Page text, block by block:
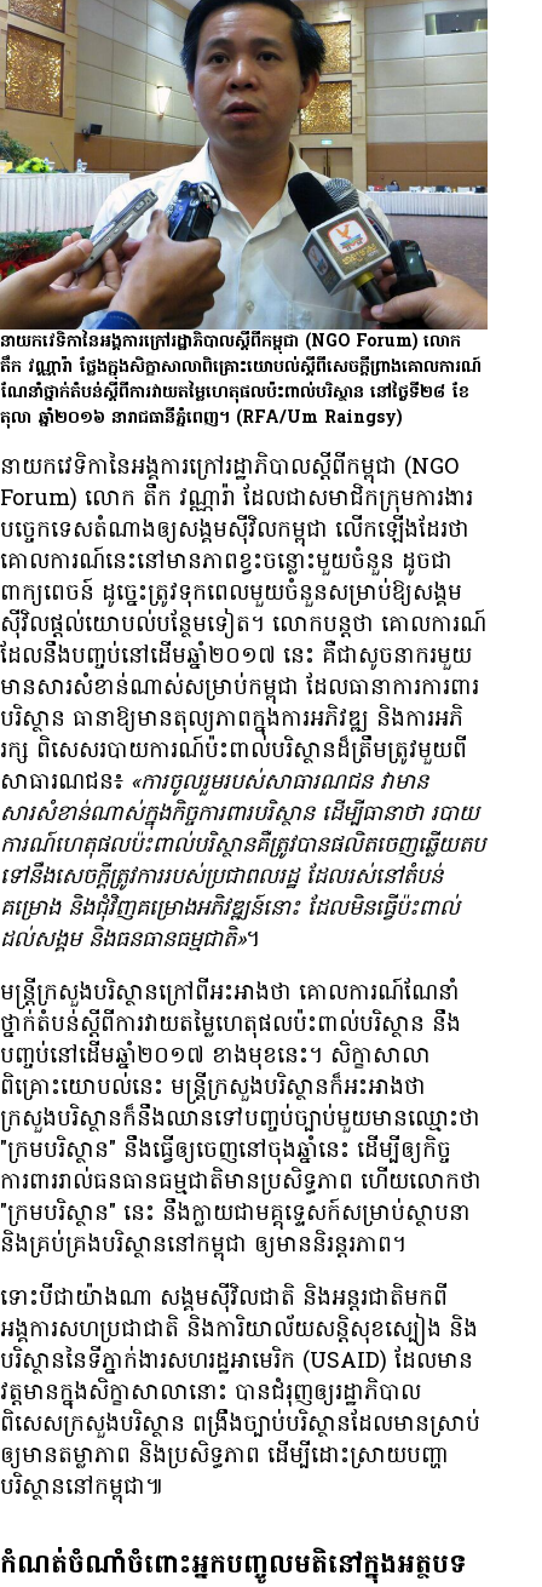
នាយក​វេទិកា​នៃ​អង្គការ​ក្រៅ​រដ្ឋាភិបាល​ស្ដីពី​កម្ពុជា (NGO Forum) លោក
តឹក វណ្ណារ៉ា ថ្លែង​ក្នុង​សិក្ខាសាលា​ពិគ្រោះ​យោបល់​ស្ដីពី​សេចក្ដី​ព្រាង​គោលការណ៍​
ណែនាំ​ថ្នាក់​តំបន់​ស្ដីពី​ការ​វាយ​តម្លៃ​ហេតុផល​ប៉ះពាល់​បរិស្ថាន នៅ​ថ្ងៃ​ទី​២៨ ខែ​
តុលា ឆ្នាំ​២០១៦ នា​រាជធានី​ភ្នំពេញ។ (RFA/Um Raingsy)
នាយក​វេទិកា​នៃ​អង្គការ​ក្រៅ​រដ្ឋាភិបាល​ស្ដីពី​កម្ពុជា (NGO
Forum) លោក តឹក វណ្ណារ៉ា ដែល​ជា​សមាជិក​ក្រុម​ការងារ​
បច្ចេកទេស​តំណាង​ឲ្យ​សង្គម​ស៊ីវិល​កម្ពុជា លើក​ឡើង​ដែរ​ថា
គោលការណ៍​នេះ​នៅ​មាន​ភាព​ខ្វះ​ចន្លោះ​មួយ​ចំនួន ដូចជា​
ពាក្យពេចន៍ ដូច្នេះ​ត្រូវ​ទុក​ពេល​មួយ​ចំនួន​សម្រាប់​ឱ្យ​សង្គម​
ស៊ីវិល​ផ្ដល់​យោបល់​បន្ថែម​ទៀត។ លោក​បន្ត​ថា គោលការណ៍​
ដែល​នឹង​បញ្ចប់​នៅ​ដើម​ឆ្នាំ​២០១៧ នេះ គឺ​ជា​សូចនាករ​មួយ​
មាន​សារសំខាន់​ណាស់​សម្រាប់​កម្ពុជា ដែល​ធានា​ការ​ការពារ​
បរិស្ថាន ធានា​ឱ្យ​មាន​តុល្យភាព​ក្នុង​ការ​អភិវឌ្ឍ និង​ការ​អភិ
រក្ស ពិសេស​របាយការណ៍​ប៉ះពាល់​បរិស្ថាន​ដ៏​ត្រឹមត្រូវ​មួយ​ពី​
សាធារណជន៖ «ការ​ចូលរួម​របស់​សាធារណជន វា​មាន​
សារសំខាន់​ណាស់​ក្នុង​កិច្ច​ការពារ​បរិស្ថាន ដើម្បី​ធានា​ថា របាយ
ការណ៍​ហេតុ​ផល​ប៉ះពាល់​បរិស្ថាន​គឺ​ត្រូវ​បាន​ផលិត​ចេញ​ឆ្លើយ​តប​
ទៅ​នឹង​សេចក្ដី​ត្រូវ​ការ​របស់​ប្រជាពលរដ្ឋ ដែល​រស់​នៅ​តំបន់​
គម្រោង និង​ជុំវិញ​គម្រោង​អភិវឌ្ឍន៍​នោះ ដែល​មិន​ធ្វើ​ប៉ះពាល់​
ដល់​សង្គម និង​ធនធាន​ធម្មជាតិ»។
​មន្ត្រី​ក្រសួង​បរិស្ថាន​ក្រៅ​ពី​អះអាង​ថា គោលការណ៍​ណែនាំ​
ថ្នាក់​តំបន់​ស្ដីពី​ការ​វាយ​តម្លៃ​ហេតុផល​ប៉ះពាល់​បរិស្ថាន នឹង​
បញ្ចប់​នៅ​ដើម​ឆ្នាំ​២០១៧ ខាង​មុខ​នេះ។ សិក្ខាសាលា​
ពិគ្រោះ​យោបល់​នេះ មន្ត្រី​ក្រសួង​បរិស្ថាន​ក៏​អះអាង​ថា
ក្រសួង​បរិស្ថាន​ក៏​នឹង​ឈាន​ទៅ​បញ្ចប់​ច្បាប់​មួយ​មាន​ឈ្មោះ​ថា
"ក្រម​បរិស្ថាន" នឹង​ធ្វើ​ឲ្យ​ចេញ​នៅ​ចុង​ឆ្នាំ​នេះ ដើម្បី​ឲ្យ​កិច្ច​
ការពារ​រាល់​ធនធាន​ធម្មជាតិ​មាន​ប្រសិទ្ធភាព ហើយ​លោក​ថា
"ក្រម​បរិស្ថាន" នេះ នឹង​ក្លាយ​ជា​មគ្គុទ្ទេសក៍​សម្រាប់​ស្ថាបនា
និង​គ្រប់គ្រង​បរិស្ថាន​នៅ​កម្ពុជា ឲ្យ​មាន​និរន្តរភាព។
ទោះ​បី​ជា​យ៉ាង​ណា សង្គម​ស៊ីវិល​ជាតិ និង​អន្តរជាតិ​មក​ពី​
អង្គការ​សហប្រជាជាតិ និង​ការិយាល័យ​សន្តិសុខ​ស្បៀង និង​
បរិស្ថាន​នៃ​ទីភ្នាក់ងារ​សហរដ្ឋ​អាមេរិក (USAID) ដែល​មាន​
វត្តមាន​ក្នុង​សិក្ខាសាលា​នោះ បាន​ជំរុញ​ឲ្យ​រដ្ឋាភិបាល
ពិសេស​ក្រសួង​បរិស្ថាន ពង្រឹង​ច្បាប់​បរិស្ថាន​ដែល​មាន​ស្រាប់​
ឲ្យ​មាន​តម្លាភាព និង​ប្រសិទ្ធភាព ដើម្បី​ដោះស្រាយ​បញ្ហា​
បរិស្ថាន​នៅ​កម្ពុជា៕
កំណត់ចំណាំចំពោះអ្នកបញ្ចូលមតិនៅក្នុងអត្ថបទ